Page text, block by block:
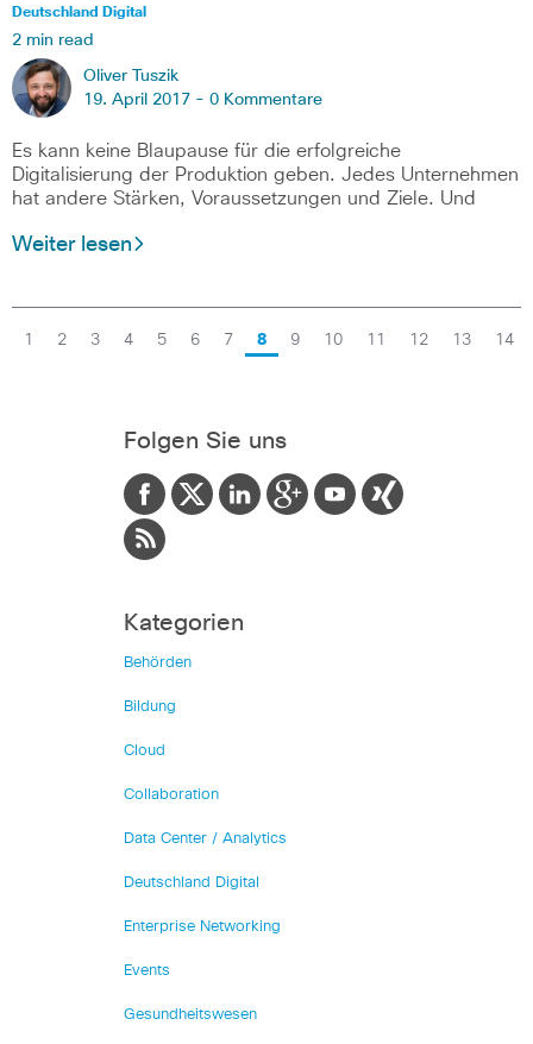
Deutschland Digital
2 min read
Oliver Tuszik
19. April 2017 - 0 Kommentare
Es kann keine Blaupause für die erfolgreiche
Digitalisierung der Produktion geben. Jedes Unternehmen
hat andere Stärken, Voraussetzungen und Ziele. Und
Weiter lesen
1 2 3 4 5 6 7 8 9 10 11 12 13 14
Folgen Sie uns
Kategorien
Behörden
Bildung
Cloud
Collaboration
Data Center / Analytics
Deutschland Digital
Enterprise Networking
Events
Gesundheitswesen